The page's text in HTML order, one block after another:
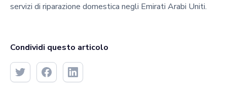
servizi di riparazione domestica negli Emirati Arabi Uniti.
Condividi questo articolo